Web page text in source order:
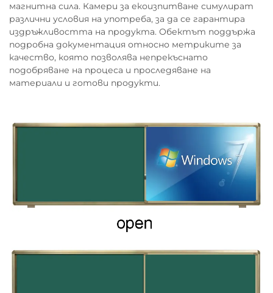
магнитна сила. Камери за екоизпитване симулират
различни условия на употреба, за да се гарантира
издръжливостта на продукта. Обектът поддържа
подробна документация относно метриките за
качество, която позволява непрекъснато
подобряване на процеса и проследяване на
материали и готови продукти.